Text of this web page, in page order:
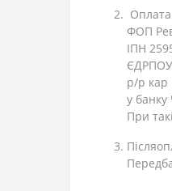
ФОП
ІПН
ЄДРПОУ
р/р кар
у
При